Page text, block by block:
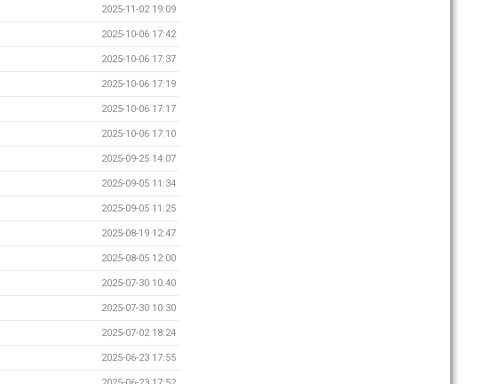
2025-11-02 19:09
2025-10-06 17:42
2025-10-06 17:37
2025-10-06 17:19
2025-10-06 17:17
2025-10-06 17:10
2025-09-25 14:07
2025-09-05 11:34
2025-09-05 11:25
2025-08-19 12:47
2025-08-05 12:00
2025-07-30 10:40
2025-07-30 10:30
2025-07-02 18:24
2025-06-23 17:55